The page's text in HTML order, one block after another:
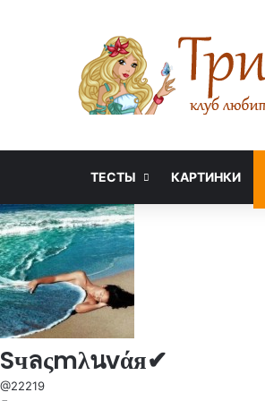
ТЕСТЫ КАРТИНКИ
Sчลςmλนvάя✔
@22219